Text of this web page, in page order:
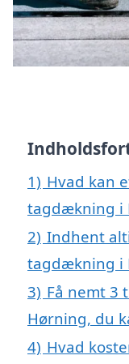
1) Hvad kan
tagdækning i
2) Indhent
tagdækning i
3) Få nemt 3
Hørning, du
4) Hvad